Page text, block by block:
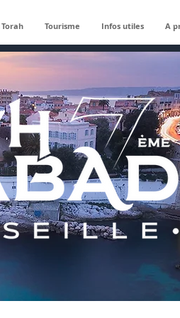
Tourisme Infos utiles A